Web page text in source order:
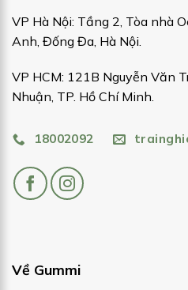
VP Hà Nội: Tầng 2, Tòa nhà
Anh, Đống Đa, Hà Nội.
VP HCM: 121B Nguyễn Văn
Nhuận, TP. Hồ Chí Minh.
18002092
Về Gummi